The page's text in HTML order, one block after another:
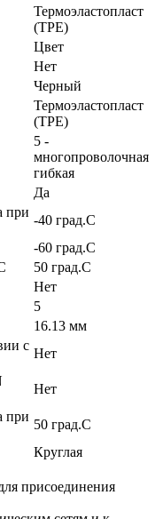
Термоэластопласт
(TPE)
Цвет
Нет
Черный
Термоэластопласт
(TPE)
5 -
многопроволочная
гибкая
Да
при
-40 град.C
-60 град.C
50 град.C
Нет
5
16.13 мм
с
Нет
Нет
при
50 град.C
Круглая
присоединения